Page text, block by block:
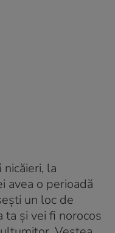
la
avea o perioadă
un loc de
ta și vei fi norocos